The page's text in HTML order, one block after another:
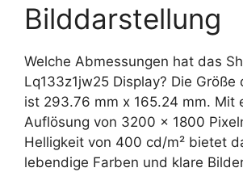
Bilddarstellung
Welche Abmessungen hat das
Lq133z1jw25 Display? Die Größe
ist 293.76 mm x 165.24 mm. Mit
Auflösung von 3200 x 1800
Helligkeit von 400 cd/m² bietet
lebendige Farben und klare